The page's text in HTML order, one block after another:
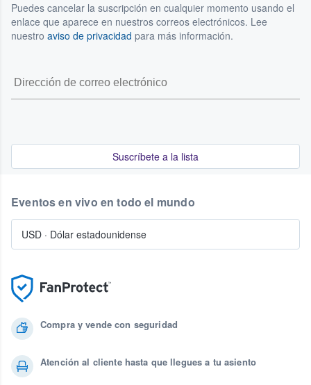
Puedes cancelar la suscripción en cualquier momento usando el
enlace que aparece en nuestros correos electrónicos. Lee
nuestro aviso de privacidad para más información.
Suscríbete a la lista
Compra y vende con seguridad
Atención al cliente hasta que llegues a tu asiento
Eventos en vivo en todo el mundo
USD · Dólar estadounidense